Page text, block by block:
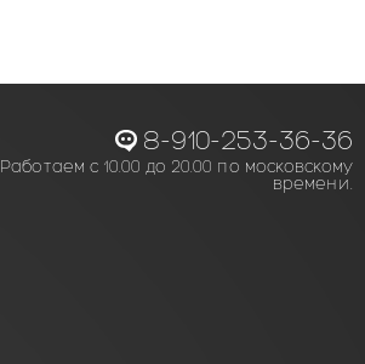
8-910-253-36-36
Работаем с 10.00 до 20.00 по московскому
времени.